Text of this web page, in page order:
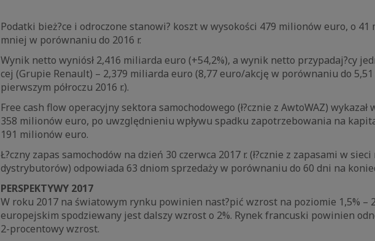
Podatki bież?ce i odroczone stanowi? koszt w wysokości 479 milionów euro, o
mniej w porównaniu do 2016 r.
Wynik netto wyniósł 2,416 miliarda euro (+54,2%), a wynik netto przypadaj?cy
cej (Grupie Renault) – 2,379 miliarda euro (8,77 euro/akcję w porównaniu do
pierwszym półroczu 2016 r.).
Free cash flow operacyjny sektora samochodowego (ł?cznie z AwtoWAZ) wykazał
358 milionów euro, po uwzględnieniu wpływu spadku zapotrzebowania na
191 milionów euro.
Ł?czny zapas samochodów na dzień 30 czerwca 2017 r. (ł?cznie z zapasami w
dystrybutorów) odpowiada 63 dniom sprzedaży w porównaniu do 60 dni na
PERSPEKTYWY 2017
W roku 2017 na światowym rynku powinien nast?pić wzrost na poziomie 1,5% –
europejskim spodziewany jest dalszy wzrost o 2%. Rynek francuski powinien
2-procentowy wzrost.